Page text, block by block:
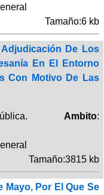
Tamaño:6 kb
De Los
En El Entorno
Con Motivo De Las
pública. Ambito:
Tamaño:3815 kb
Mayo, Por El Que Se